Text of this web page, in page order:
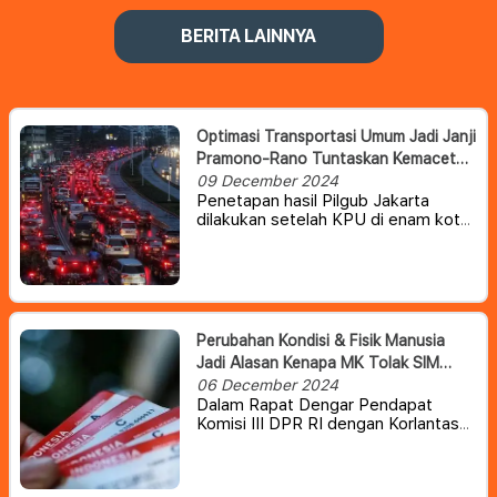
BERITA LAINNYA
Optimasi Transportasi Umum Jadi Janji
Pramono-Rano Tuntaskan Kemacetan
Jakarta
09 December 2024
Penetapan hasil Pilgub Jakarta
dilakukan setelah KPU di enam kota
Kabupaten Kepulauan Seribu
menyelesaikan rekapitulasi lebih
dulu.
Perubahan Kondisi & Fisik Manusia
Jadi Alasan Kenapa MK Tolak SIM
Seumur Hidup
06 December 2024
Dalam Rapat Dengar Pendapat
Komisi III DPR RI dengan Korlantas